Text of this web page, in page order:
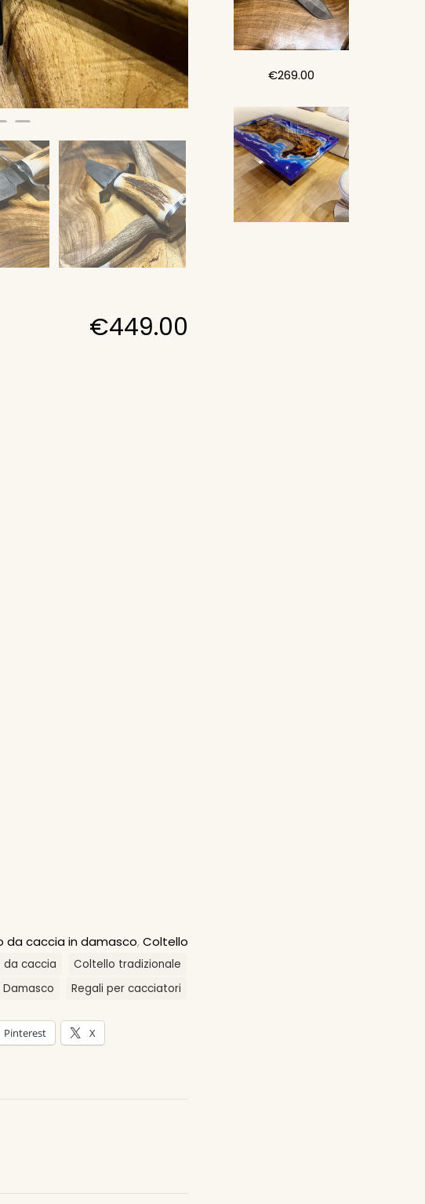
€449.00
da caccia in damasco,Coltello
da caccia
Coltello tradizionale
Damasco
Regali per cacciatori
Pinterest X
€269.00